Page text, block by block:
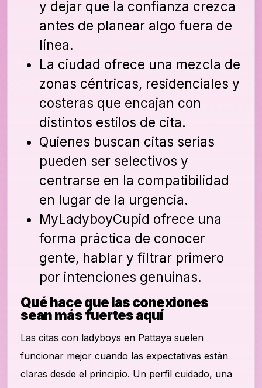
y dejar que la confianza crezca
antes de planear algo fuera de
línea.
La ciudad ofrece una mezcla de
zonas céntricas, residenciales y
costeras que encajan con
distintos estilos de cita.
Quienes buscan citas serias
pueden ser selectivos y
centrarse en la compatibilidad
en lugar de la urgencia.
MyLadyboyCupid ofrece una
forma práctica de conocer
gente, hablar y filtrar primero
por intenciones genuinas.
Qué hace que las conexiones
sean más fuertes aquí
Las citas con ladyboys en Pattaya suelen
funcionar mejor cuando las expectativas están
claras desde el principio. Un perfil cuidado, una